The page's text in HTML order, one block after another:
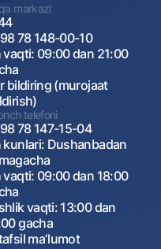
markazi
78 148-00-10
vaqti: 09:00 dan 21:00
bildiring (murojaat
telefoni
78 147-15-04
kunlari: Dushanbadan
vaqti: 09:00 dan 18:00
vaqti: 13:00 dan
gacha
maʼlumot